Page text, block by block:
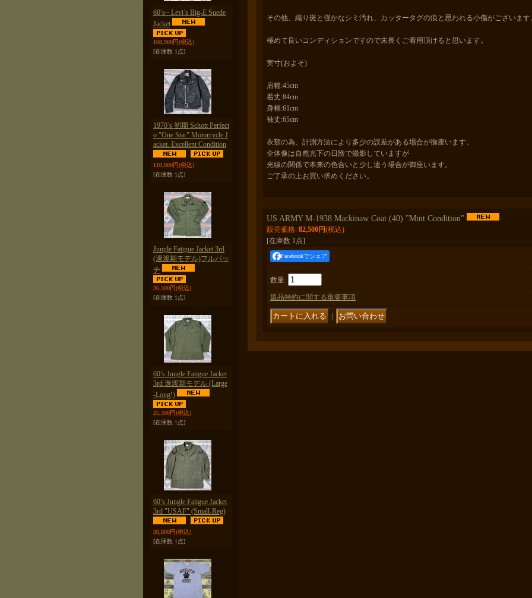
60’s~ Levi’s Big-E Suede
Jacket
108,900円(税込)
[在庫数 1点]
1970’s 初期 Schott Perfect
o "One Star" Motorcycle J
acket. Excellent Condition
110,000円(税込)
[在庫数 1点]
Jungle Fatigue Jacket 3rd
(過渡期モデル)フルパッ
チ
36,300円(税込)
[在庫数 1点]
60’s Jungle Fatigue Jacket
3rd 過渡期モデル (Large
-Long!)
25,300円(税込)
[在庫数 1点]
60’s Jungle Fatigue Jacket
3rd "USAF" (Small-Reg)
30,800円(税込)
[在庫数 1点]
その他、織り斑と僅かなシミ汚れ、カッタータグの痕と思われる小傷がございます
極めて良いコンディションですので末長くご着用頂けると思います。
実寸(およそ)
肩幅:45cm
着丈:84cm
身幅:61cm
袖丈:65cm
衣類の為、計測方法により多少の誤差がある場合が御座います。
全体像は自然光下の日陰で撮影していますが
光線の関係で本来の色合いと少し違う場合が御座います。
ご了承の上お買い求めください。
US ARMY M-1938 Mackinaw Coat (40) "Mint Condition"
販売価格: 82,500円(税込)
[在庫数 1点]
Facebookでシェア
数量:
返品特約に関する重要事項